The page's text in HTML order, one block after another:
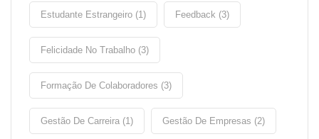
Estudante Estrangeiro (1) Feedback (3)
Felicidade No Trabalho (3)
Formação De Colaboradores (3)
Gestão De Carreira (1) Gestão De Empresas (2)